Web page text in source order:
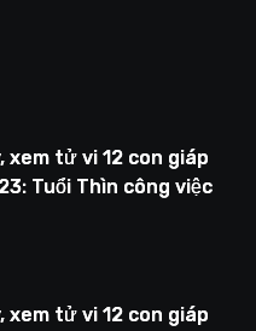
xem tử vi 12 con giáp
Tuổi Thìn công việc
xem tử vi 12 con giáp